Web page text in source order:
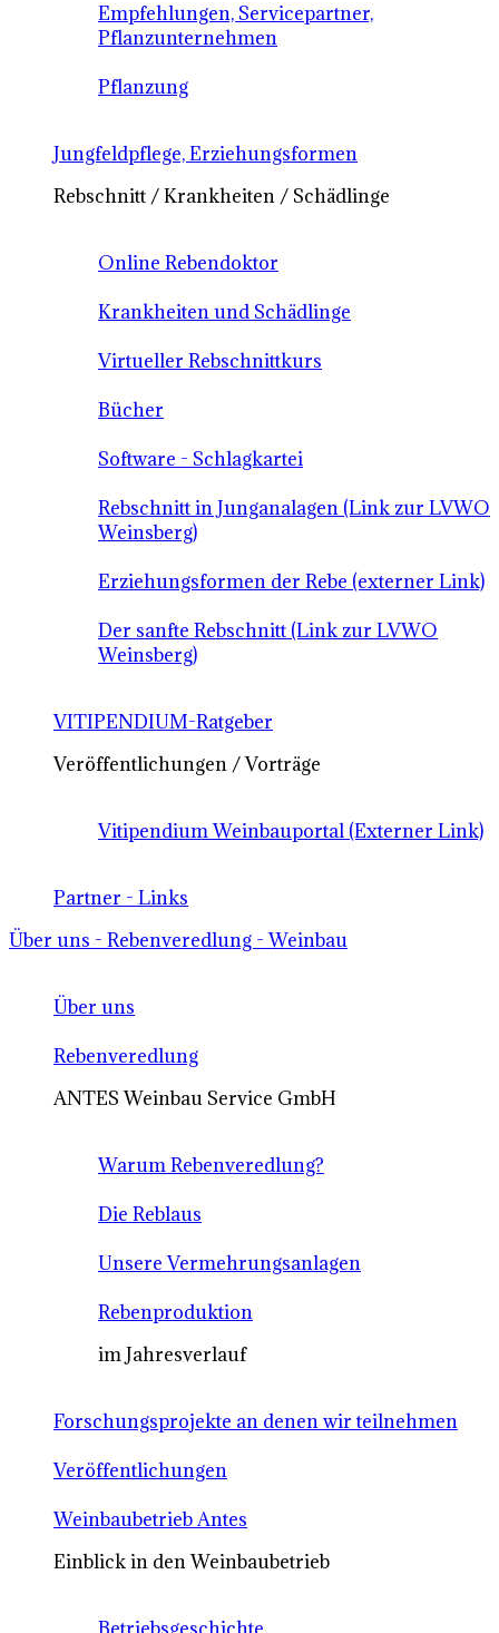
Empfehlungen, Servicepartner,
Pflanzunternehmen
Pflanzung
Jungfeldpflege, Erziehungsformen
Rebschnitt / Krankheiten / Schädlinge
Online Rebendoktor
Krankheiten und Schädlinge
Virtueller Rebschnittkurs
Bücher
Software - Schlagkartei
Rebschnitt in Junganalagen (Link zur LVWO
Weinsberg)
Erziehungsformen der Rebe (externer Link)
Der sanfte Rebschnitt (Link zur LVWO
Weinsberg)
VITIPENDIUM-Ratgeber
Veröffentlichungen / Vorträge
Vitipendium Weinbauportal (Externer Link)
Partner - Links
Über uns - Rebenveredlung - Weinbau
Über uns
Rebenveredlung
ANTES Weinbau Service GmbH
Warum Rebenveredlung?
Die Reblaus
Unsere Vermehrungsanlagen
Rebenproduktion
im Jahresverlauf
Forschungsprojekte an denen wir teilnehmen
Veröffentlichungen
Weinbaubetrieb Antes
Einblick in den Weinbaubetrieb